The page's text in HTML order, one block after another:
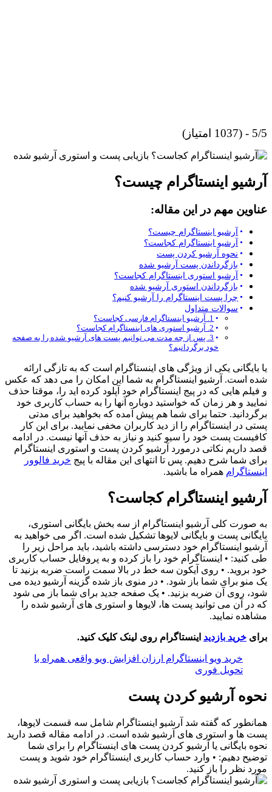
5/5 - (1037 امتیاز)
آرشیو اینستاگرام چیست؟
عناوین مهم در این مقاله:
آرشیو اینستاگرام چیست؟
آرشیو اینستاگرام کجاست؟
نحوه آرشیو کردن پست
بازگرداندن پست آرشیو شده
آرشیو استوری اینستاگرام کجاست؟
بازگرداندن استوری آرشیو شده
چرا پست اینستاگرام را آرشیو کنیم؟
سوالات متداول
1. آرشیو اینستاگرام فارسی کجاست؟
2. آرشیو استوری های اینستاگرام کجاست؟
3. پس از چه مدت می توانیم پست های آرشیو شده را به صفحه
خود برگردانیم؟
یا بایگانی یکی از ویژگی های اینستاگرام است که به تازگی ارائه
شده است. آرشیو اینستاگرام به شما این امکان را می دهد که عکس
و فیلم هایی که در پیج اینستاگرام خود آپلود کرده اید را، موقتا حذف
نمایید و هر زمان که خواستید دوباره آنها را به حساب کاربری خود
برگردانید. حتما برای شما هم پیش آمده که بخواهید برای مدتی
پستی در اینستاگرام را از دید کاربران مخفی نمایید. برای این کار
کافیست پست خود را سیو کنید و نیاز به حذف آنها نیست. در ادامه
قصد داریم نکاتی درمورد آرشیو کردن پست و استوری اینستاگرام
برای شما شرح دهیم. پس تا انتهای این مقاله با پیج خرید فالوور
اینستاگرام همراه ما باشید.
آرشیو اینستاگرام کجاست؟
به صورت کلی آرشیو اینستاگرام از سه بخش بایگانی استوری،
بایگانی پست و بایگانی لایوها تشکیل شده است. اگر می خواهید به
آرشیو اینستاگرام خود دسترسی داشته باشید، باید مراحل زیر را
طی کنید: • اینستاگرام خود را باز کرده و به پروفایل حساب کاربری
خود بروید. • روی آیکون سه خط در بالا سمت راست ضربه بزنید تا
یک منو برای شما باز شود. • در منوی باز شده گزینه آرشیو دیده می
شود، روی آن ضربه بزنید. • یک صفحه جدید برای شما باز می شود
که در آن می توانید پست ها، لایوها و استوری های آرشیو شده را
مشاهده نمایید.
برای خرید بازدید اینستاگرام روی لینک کلیک کنید.
خرید ویو اینستاگرام ارزان افزایش ویو واقعی همراه با
تحویل فوری
نحوه آرشیو کردن پست
همانطور که گفته شد آرشیو اینستاگرام شامل سه قسمت لایوها،
پست ها و استوری های آرشیو شده است. در ادامه مقاله قصد دارید
نحوه بایگانی یا آرشیو کردن پست های اینستاگرام را برای شما
توضیح دهیم: • وارد حساب کاربری اینستاگرام خود شوید و پست
مورد نظر را باز کنید.